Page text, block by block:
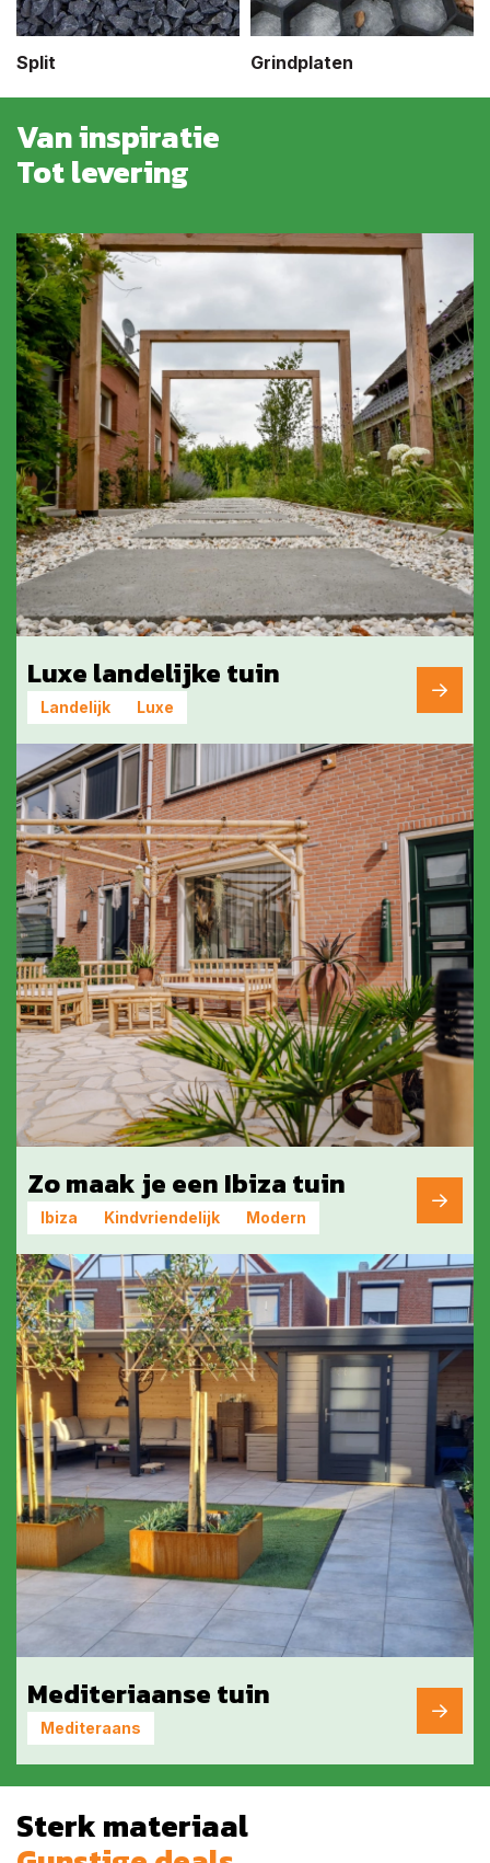
Split Grindplaten
Van inspiratie
Tot levering
Luxe landelijke tuin
Landelijk Luxe
Zo maak je een Ibiza tuin
Ibiza Kindvriendelijk Modern
Mediteriaanse tuin
Mediteraans
Sterk materiaal